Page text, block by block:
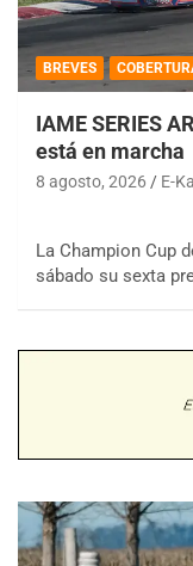
BREVES
IAME SERIES
está en marcha
8 agosto, 2026 E-
La Champion Cup
sábado su sexta